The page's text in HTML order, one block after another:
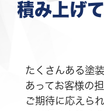
積み上げ
たくさんある塗
あってお客様の
ご期待に応えら